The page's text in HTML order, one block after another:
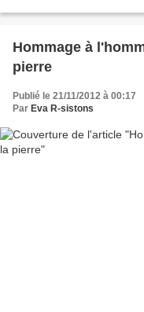
Hommage à
pierre
Publié le 21/11/2012 à 00:17
Par Eva R-sistons